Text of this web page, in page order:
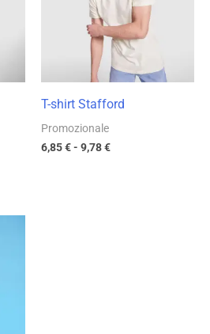
T-shirt Stafford
Promozionale
6,85€- 9,78€
9,78 €